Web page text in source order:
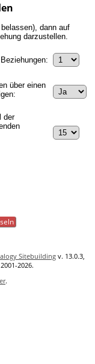
dann auf
darzustellen.
über einen
der
Sitebuilding v. 13.0.3,
2026.
.